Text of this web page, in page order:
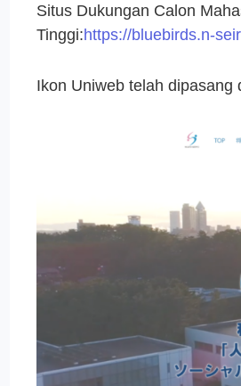
Situs Dukungan Calon
Tinggi:https://bluebirds.n-
Ikon Uniweb telah dipasang